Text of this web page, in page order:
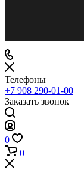
Телефоны
+7 908 290-01-00
Заказать звонок
0
0